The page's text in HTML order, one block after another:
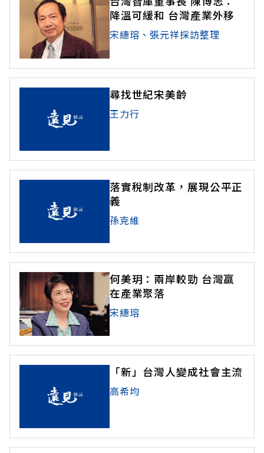
降溫可緩和 台灣產業外移
宋繐瑢、張元祥採訪整理
尋找世紀宋美齡
王力行
落實稅制改革，展現公平正
義
孫克維
何美玥：兩岸較勁 台灣贏
在產業聚落
宋繐瑢
「新」台灣人變成社會主流
高希均